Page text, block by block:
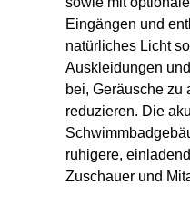
Eingängen und
natürliches Licht
Auskleidungen
bei, Geräusche zu
reduzieren. Die
ruhigere,
Zuschauer und